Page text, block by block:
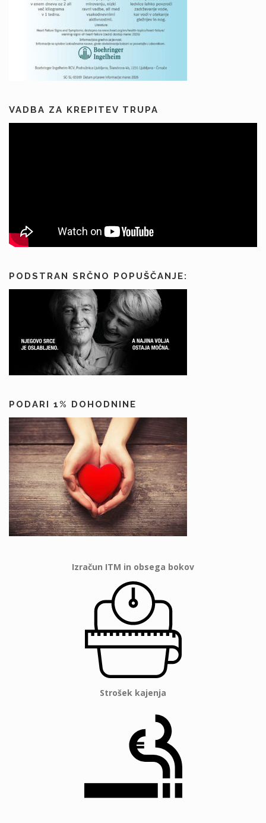
VADBA ZA KREPITEV TRUPA
PODSTRAN SRČNO POPUŠČANJE:
PODARI 1% DOHODNINE
Izračun ITM in obsega bokov
Strošek kajenja